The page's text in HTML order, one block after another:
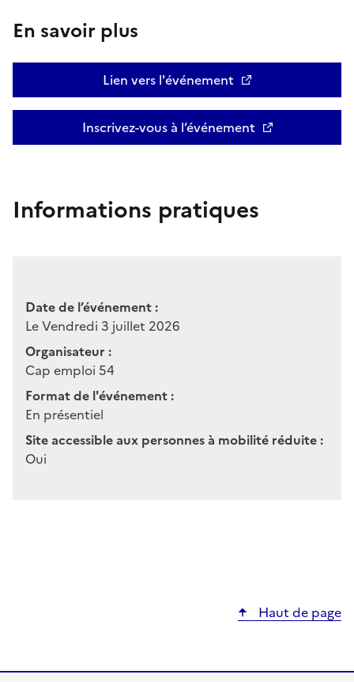
En savoir plus
Lien vers l'événement
Inscrivez-vous à l’événement
Informations pratiques
Date de l’événement :
Le Vendredi 3 juillet 2026
Organisateur :
Cap emploi 54
Format de l'événement :
En présentiel
Site accessible aux personnes à mobilité réduite :
Oui
Haut de page